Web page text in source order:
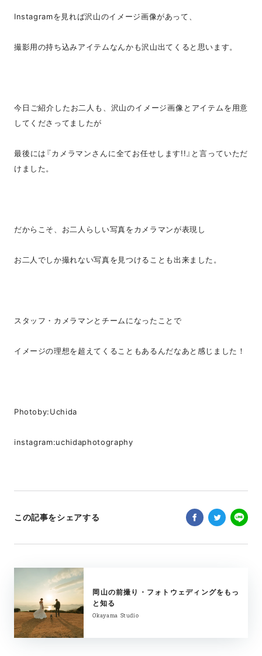
Instagramを見れば沢山のイメージ画像があって、
撮影用の持ち込みアイテムなんかも沢山出てくると思います。
今日ご紹介したお二人も、沢山のイメージ画像とアイテムを用意
してくださってましたが
最後には『カメラマンさんに全てお任せします!!』と言っていただ
けました。
だからこそ、お二人らしい写真をカメラマンが表現し
お二人でしか撮れない写真を見つけることも出来ました。
スタッフ・カメラマンとチームになったことで
イメージの理想を超えてくることもあるんだなあと感じました！
Photoby:Uchida
instagram:uchidaphotography
この記事をシェアする
岡山の前撮り・フォトウェディングをもっ
と知る
Okayama Studio